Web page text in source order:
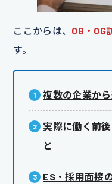
ここからは、 OB・
す。
複数の企業か
実際に働く前
と
ES・採用面接